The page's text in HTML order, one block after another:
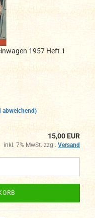
1957 Heft 1
abweichend)
15,00 EUR
inkl. 7% MwSt. zzgl. Versand